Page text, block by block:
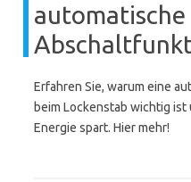
automatische
Erfahren Sie, warum eine
beim Lockenstab wichtig
Energie spart. Hier mehr!